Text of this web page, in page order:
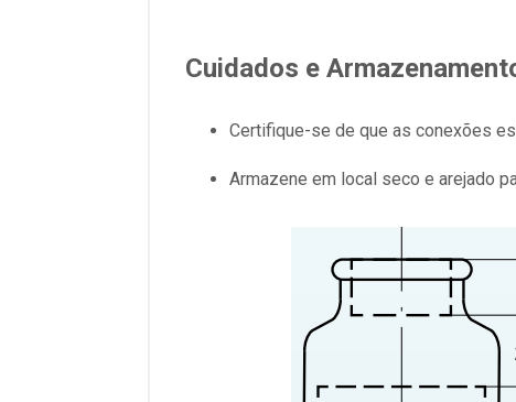
Cuidados e
Certifique-se de que as conexões
Armazene em local seco e arejado